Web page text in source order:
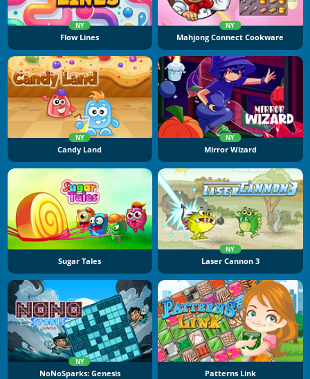
NY
Flow Lines
NY
Mahjong Connect Cookware
NY
Candy Land
NY
Mirror Wizard
Sugar Tales
NY
Laser Cannon 3
NY
NoNoSparks: Genesis Patterns Link